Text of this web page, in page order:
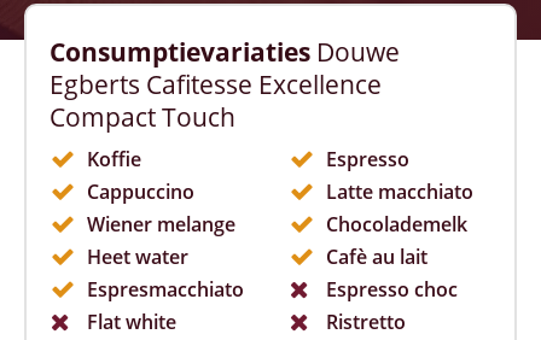
Consumptievariaties Douwe
Egberts Cafitesse Excellence
Compact Touch
Koffie
Espresso
Cappuccino
Latte macchiato
Wiener melange
Chocolademelk
Heet water
Cafè au lait
Espresmacchiato
Espresso choc
Flat white
Ristretto